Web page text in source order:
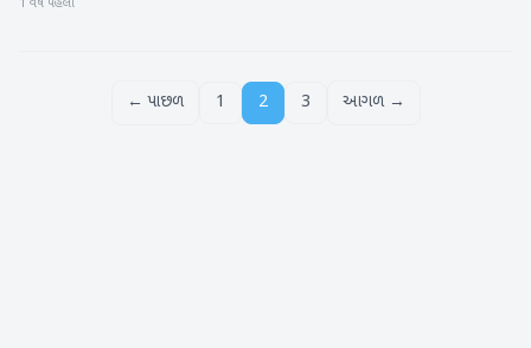
1 વર્ષ પહેલા
← પાછળ 1 2 3 આગળ →